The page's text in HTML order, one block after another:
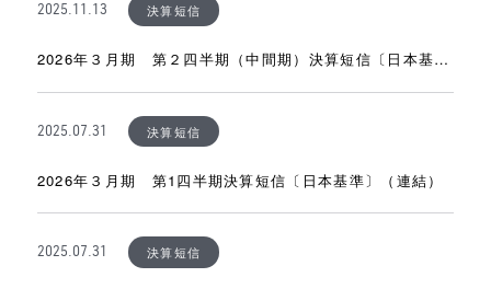
2025.11.13 決算短信
2026年３月期 第２四半期（中間期）決算短信〔日本基
2025.07.31 決算短信
2026年３月期 第1四半期決算短信〔日本基準〕（連結）
2025.07.31 決算短信